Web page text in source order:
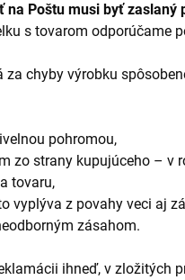
na Poštu musi byť zaslaný
s tovarom odporúčame
za chyby výrobku
pohromou,
zo strany kupujúceho – v
tovaru,
vyplýva z povahy veci aj
zásahom.
ihneď, v zložitých